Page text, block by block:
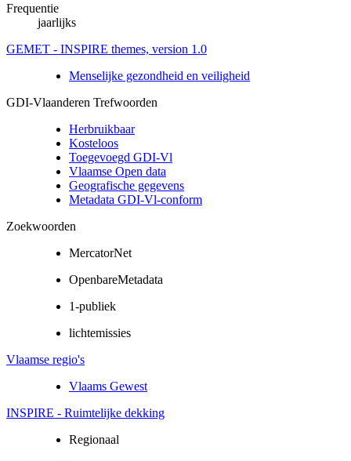
Frequentie
jaarlijks
GEMET - INSPIRE themes, version 1.0
Menselijke gezondheid en veiligheid
GDI-Vlaanderen Trefwoorden
Herbruikbaar
Kosteloos
Toegevoegd GDI-Vl
Vlaamse Open data
Geografische gegevens
Metadata GDI-Vl-conform
Zoekwoorden
MercatorNet
OpenbareMetadata
1-publiek
lichtemissies
Vlaamse regio's
Vlaams Gewest
INSPIRE - Ruimtelijke dekking
Regionaal